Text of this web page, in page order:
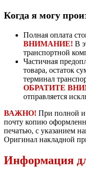
Когда я могу
Полная оплата
ВНИМАНИЕ! В
транспортной
Частичная
товара, остаток
терминал
ОБРАТИТЕ
отправляется
ВАЖНО! При полной и
почту копию
печатью, с указанием
Оригинал накладной
Информация